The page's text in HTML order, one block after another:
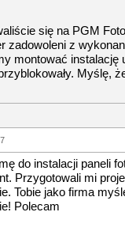
się na PGM
zadowoleni z
montować instalację
Myślę,
do instalacji paneli
Przygotowali mi
Tobie jako firma
Polecam